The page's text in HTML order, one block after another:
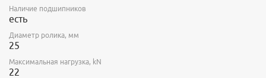
Наличие подшипников
есть
Диаметр ролика, мм
25
Максимальная нагрузка, kN
22